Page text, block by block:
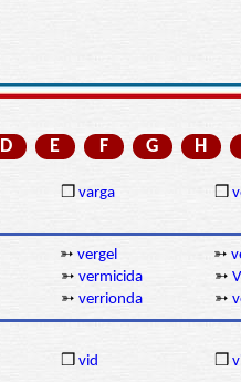
D E F G H
❒ varga ❒
➳ vergel ➳
➳ vermicida ➳
➳ verrionda ➳
❒ vid ❒